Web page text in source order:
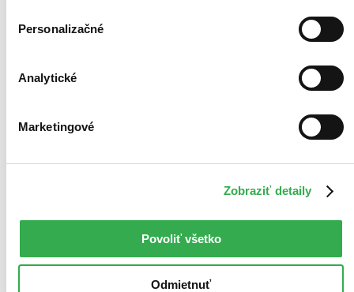
Personalizačné
Analytické
Marketingové
Zobraziť detaily
Povoliť všetko
Odmietnuť